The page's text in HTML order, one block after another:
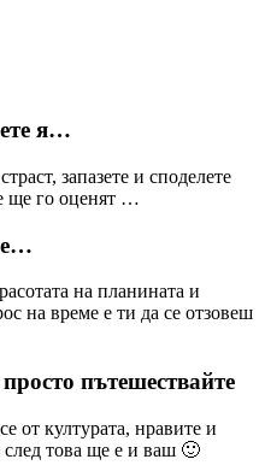
я…
запазете и споделете
ще го оценят …
на планината и
на време е ти да се отзовеш
пътешествайте
от културата, нравите и
след това ще е и ваш 🙂